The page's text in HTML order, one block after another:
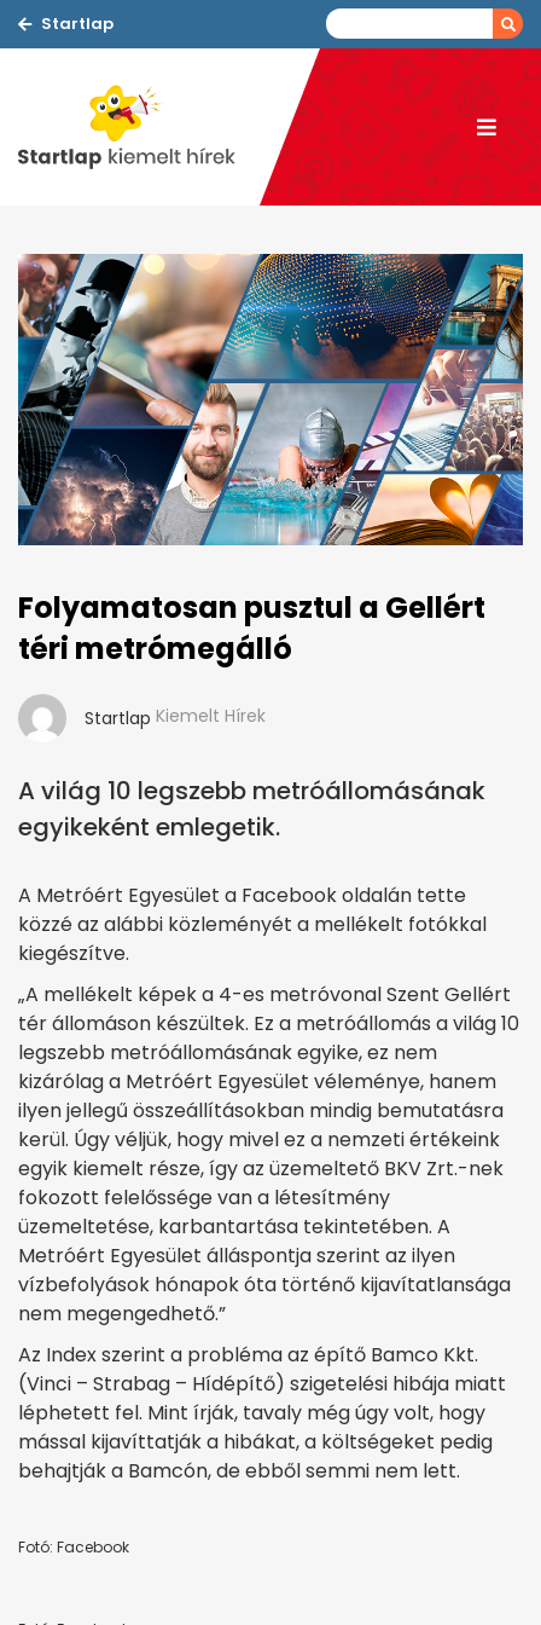
Startlap
Folyamatosan pusztul a Gellért
téri metrómegálló
Startlap Kiemelt Hírek
A világ 10 legszebb metróállomásának
egyikeként emlegetik.
A Metróért Egyesület a Facebook oldalán tette
közzé az alábbi közleményét a mellékelt fotókkal
kiegészítve.
„A mellékelt képek a 4-es metróvonal Szent Gellért
tér állomáson készültek. Ez a metróállomás a világ 10
legszebb metróállomásának egyike, ez nem
kizárólag a Metróért Egyesület véleménye, hanem
ilyen jellegű összeállításokban mindig bemutatásra
kerül. Úgy véljük, hogy mivel ez a nemzeti értékeink
egyik kiemelt része, így az üzemeltető BKV Zrt.-nek
fokozott felelőssége van a létesítmény
üzemeltetése, karbantartása tekintetében. A
Metróért Egyesület álláspontja szerint az ilyen
vízbefolyások hónapok óta történő kijavítatlansága
nem megengedhető.”
Az Index szerint a probléma az építő Bamco Kkt.
(Vinci – Strabag – Hídépítő) szigetelési hibája miatt
léphetett fel. Mint írják, tavaly még úgy volt, hogy
mással kijavíttatják a hibákat, a költségeket pedig
behajtják a Bamcón, de ebből semmi nem lett.
Fotó: Facebook